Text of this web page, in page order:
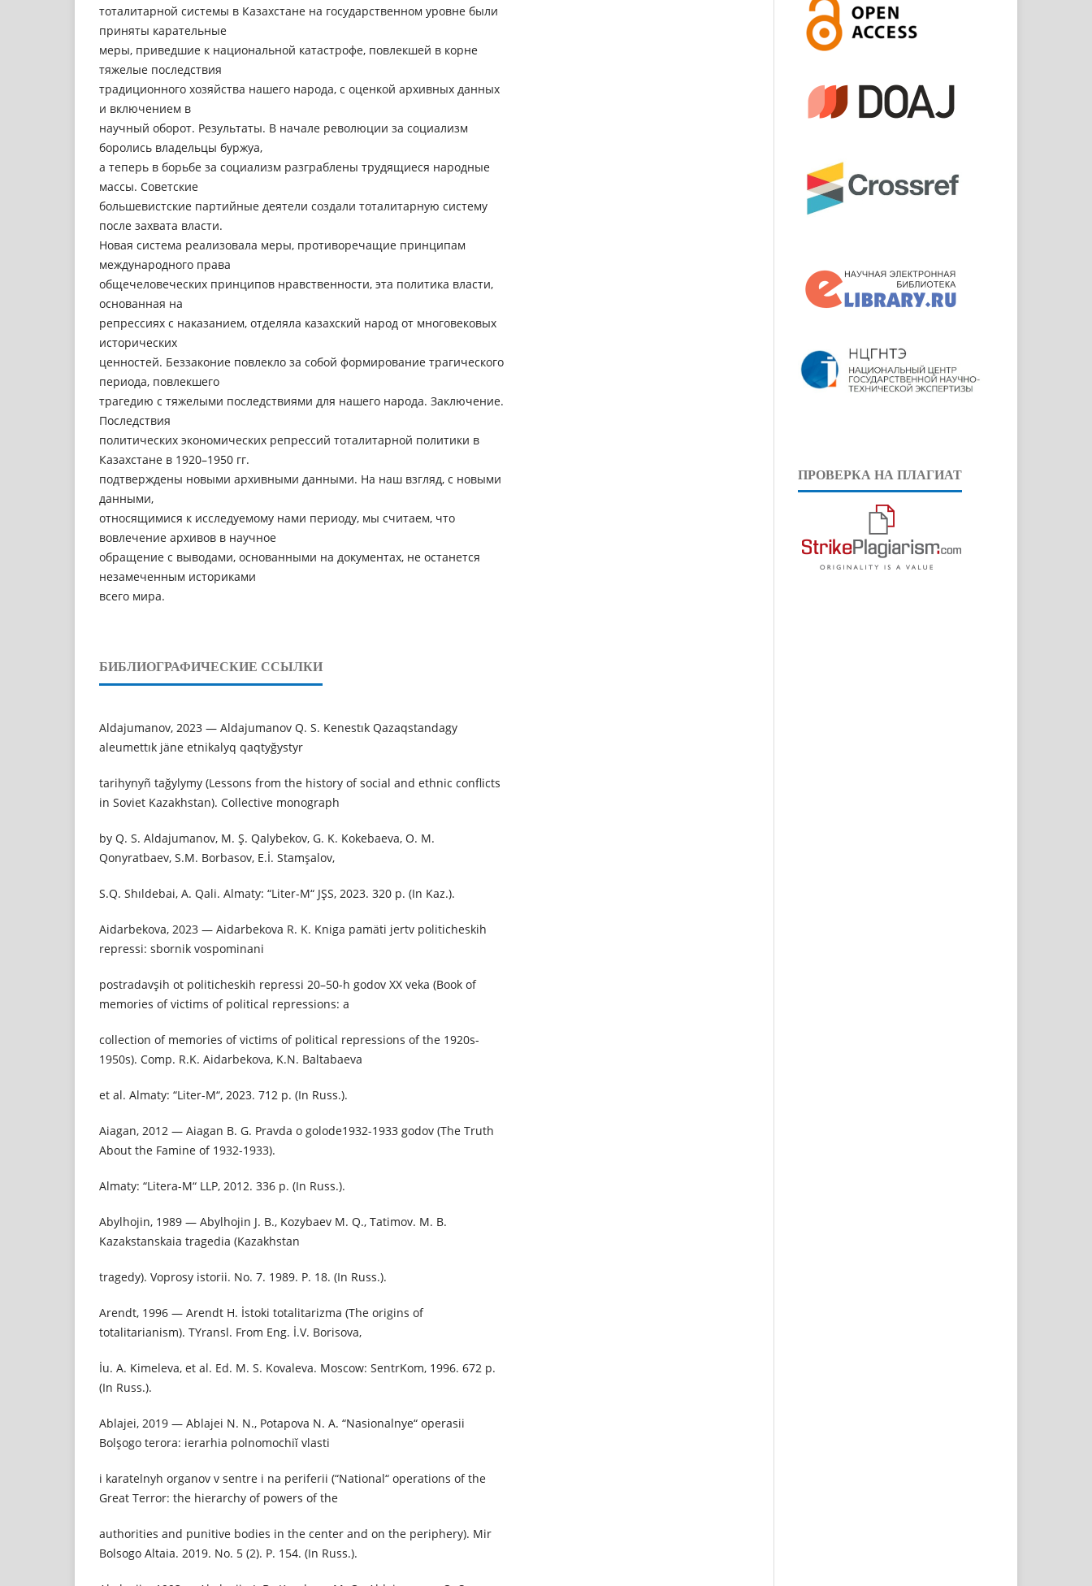
тоталитарной системы в Казахстане на государственном уровне были
приняты карательные
меры, приведшие к национальной катастрофе, повлекшей в корне
тяжелые последствия
традиционного хозяйства нашего народа, с оценкой архивных данных
и включением в
научный оборот. Результаты. В начале революции за социализм
боролись владельцы буржуа,
а теперь в борьбе за социализм разграблены трудящиеся народные
массы. Советские
большевистские партийные деятели создали тоталитарную систему
после захвата власти.
Новая система реализовала меры, противоречащие принципам
международного права
общечеловеческих принципов нравственности, эта политика власти,
основанная на
репрессиях с наказанием, отделяла казахский народ от многовековых
исторических
ценностей. Беззаконие повлекло за собой формирование трагического
периода, повлекшего
трагедию с тяжелыми последствиями для нашего народа. Заключение.
Последствия
политических экономических репрессий тоталитарной политики в
Казахстане в 1920–1950 гг.
подтверждены новыми архивными данными. На наш взгляд, с новыми
данными,
относящимися к исследуемому нами периоду, мы считаем, что
вовлечение архивов в научное
обращение с выводами, основанными на документах, не останется
незамеченным историками
всего мира.
БИБЛИОГРАФИЧЕСКИЕ ССЫЛКИ
Aldajumanov, 2023 — Aldajumanov Q. S. Kenestık Qazaqstandagy
aleumettık jäne etnikalyq qaqtyğystyr
tarihynyñ tağylymy (Lessons from the history of social and ethnic conflicts
in Soviet Kazakhstan). Collective monograph
by Q. S. Aldajumanov, M. Ş. Qalybekov, G. K. Kokebaeva, O. M.
Qonyratbaev, S.M. Borbasov, E.İ. Stamşalov,
S.Q. Shıldebai, A. Qali. Almaty: “Liter-M“ JŞS, 2023. 320 p. (In Kaz.).
Aidarbekova, 2023 — Aidarbekova R. K. Kniga pamäti jertv politicheskih
repressi: sbornik vospominani
postradavşih ot politicheskih repressi 20–50-h godov XX veka (Book of
memories of victims of political repressions: a
collection of memories of victims of political repressions of the 1920s-
1950s). Comp. R.K. Aidarbekova, K.N. Baltabaeva
et al. Almaty: “Liter-M“, 2023. 712 p. (In Russ.).
Aiagan, 2012 — Aiagan B. G. Pravda o golode1932-1933 godov (The Truth
About the Famine of 1932-1933).
Almaty: “Litera-M“ LLP, 2012. 336 p. (In Russ.).
Abylhojin, 1989 — Abylhojin J. B., Kozybaev M. Q., Tatimov. M. B.
Kazakstanskaia tragedia (Kazakhstan
tragedy). Voprosy istorii. No. 7. 1989. P. 18. (In Russ.).
Arendt, 1996 — Arendt H. İstoki totalitarizma (The origins of
totalitarianism). TYransl. From Eng. İ.V. Borisova,
İu. A. Kimeleva, et al. Ed. M. S. Kovaleva. Moscow: SentrKom, 1996. 672 p.
(In Russ.).
Ablajei, 2019 — Ablajei N. N., Potapova N. A. “Nasionalnye“ operasii
Bolşogo terora: ierarhia polnomochiĭ vlasti
i karatelnyh organov v sentre i na periferii (“National“ operations of the
Great Terror: the hierarchy of powers of the
authorities and punitive bodies in the center and on the periphery). Mir
Bolsogo Altaia. 2019. No. 5 (2). P. 154. (In Russ.).
ПРОВЕРКА НА ПЛАГИАТ